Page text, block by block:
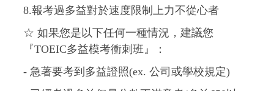
8.報考過多益對於速度限制上力不從心者
☆ 如果您是以下任何一種情況，建議您
『TOEIC多益模考衝刺班』：
- 急著要考到多益證照(ex. 公司或學校規定)